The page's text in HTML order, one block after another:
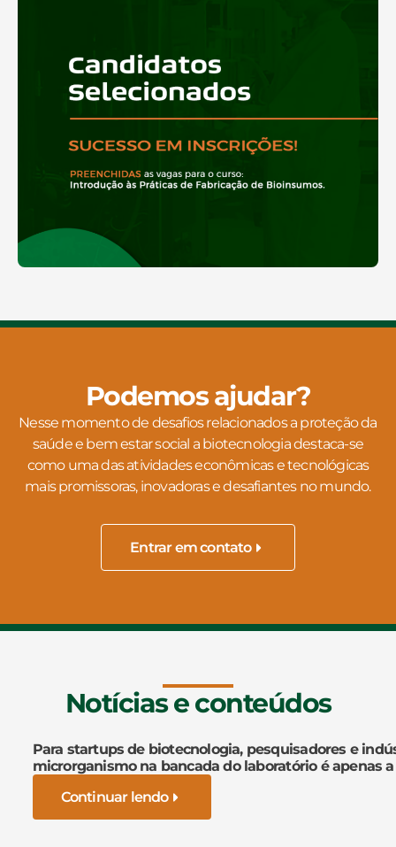
Podemos ajudar?
Nesse momento de desafios relacionados a proteção da
saúde e bem estar social a biotecnologia destaca-se
como uma das atividades econômicas e tecnológicas
mais promissoras, inovadoras e desafiantes no mundo.
Entrar em contato
Notícias e conteúdos
Para startups de biotecnologia, pesquisadores e
microrganismo na bancada do laboratório é apenas
Continuar lendo